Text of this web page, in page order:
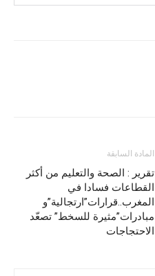
المادة السابقة
تقرير : الصحة والتعليم من أكثر
القطاعات فسادا في
المغرب..قرارات”ارتجالية”و
مبادرات”مثيرة للسخط” تصعّد
الاحتجاجات